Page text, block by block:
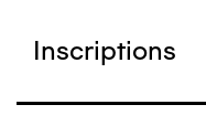
Inscriptions